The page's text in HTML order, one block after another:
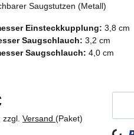
Saugstutzen (Metall)
Einsteckkupplung: 3,8 cm
Saugschlauch: 3,2 cm
Saugschlauch: 4,0 cm
Versand (Paket)